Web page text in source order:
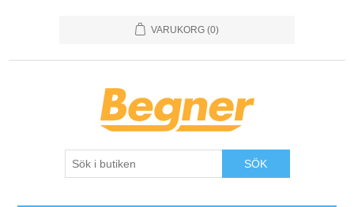
VARUKORG (0)
SÖK